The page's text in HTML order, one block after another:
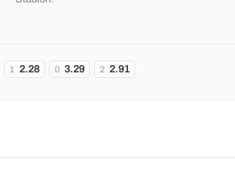
1 2.28 0 3.29 2 2.91